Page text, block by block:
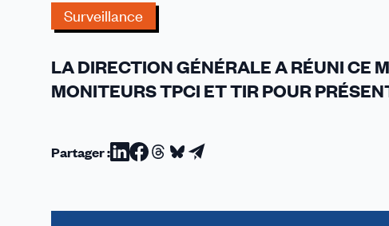
Surveillance
LA DIRECTION GÉNÉRALE A RÉUNI CE
MONITEURS TPCI ET TIR POUR
Partager :Partager
Linkedin
Partager
Facebook
Partager
Threads
Partager
Bluesky
Partager
email